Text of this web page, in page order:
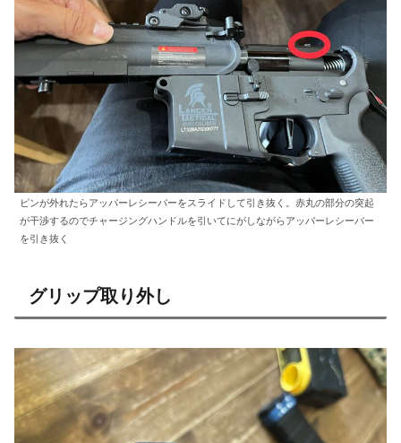
ピンが外れたらアッパーレシーバーをスライドして引き抜く。赤丸の部分の突起
が干渉するのでチャージングハンドルを引いてにがしながらアッパーレシーバー
を引き抜く
グリップ取り外し